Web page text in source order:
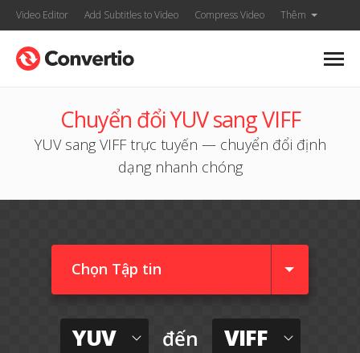
Video Editor Add Subtitles to Video Compress Video Thêm
Chuyển đổi YUV sang VIFF
YUV sang VIFF trực tuyến — chuyển đổi định
dạng nhanh chóng
Chọn Tập tin
YUV đến VIFF